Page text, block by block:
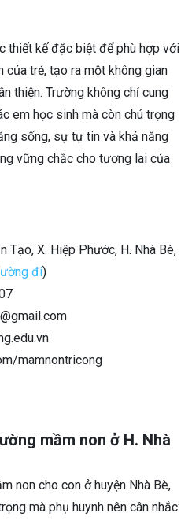
thiết kế đặc biệt để phù hợp với
của trẻ, tạo ra một không gian
thiện. Trường không chỉ cung
em học sinh mà còn chú trọng
sống, sự tự tin và khả năng
vững chắc cho tương lai của
Tạo, X. Hiệp Phước, H. Nhà Bè,
đi)
mamnontricong
mầm non ở H. Nhà
non cho con ở huyện Nhà Bè,
mà phụ huynh nên cân nhắc: